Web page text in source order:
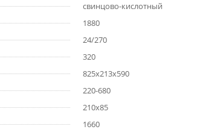
cвинцово-кислотный
1880
24/270
320
825х213х590
220-680
210х85
1660